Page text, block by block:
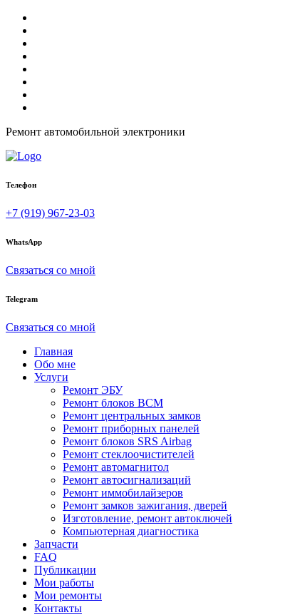
Ремонт автомобильной электроники
Телефон
+7 (919) 967-23-03
WhatsApp
Связаться со мной
Telegram
Связаться со мной
Главная
Обо мне
Услуги
Ремонт ЭБУ
Ремонт блоков BCМ
Ремонт центральных замков
Ремонт приборных панелей
Ремонт блоков SRS Airbag
Ремонт стеклоочистителей
Ремонт автомагнитол
Ремонт автосигнализаций
Ремонт иммобилайзеров
Ремонт замков зажигания, дверей
Изготовление, ремонт автоключей
Компьютерная диагностика
Запчасти
FAQ
Публикации
Мои работы
Мои ремонты
Контакты